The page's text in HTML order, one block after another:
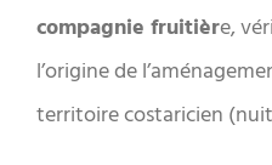
compagnie fruitière,
l’origine de
territoire costaricien